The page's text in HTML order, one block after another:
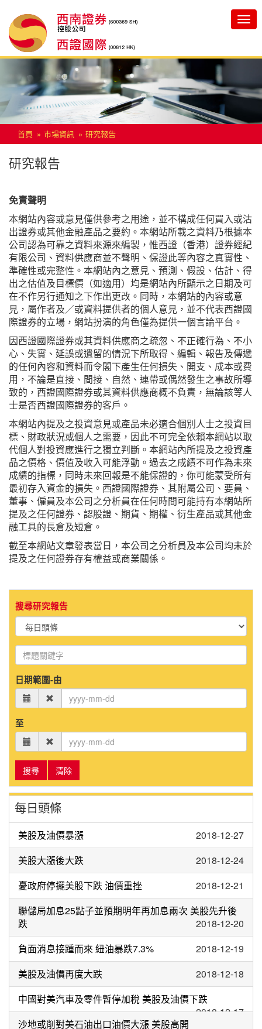
Toggle
首頁 市場資訊 研究報告
研究報告
免責聲明
本網站內容或意見僅供參考之用途，並不構成任何買入或沽
出證券或其他金融產品之要約。本網站所載之資料乃根據本
公司認為可靠之資料來源來編製，惟西證（香港）證券經紀
有限公司、資料供應商並不聲明、保證此等內容之真實性、
準確性或完整性。本網站內之意見、預測、假設、估計、得
出之估值及目標價（如適用）均是網站內所顯示之日期及可
在不作另行通知之下作出更改。同時，本網站的內容或意
見，屬作者及／或資料提供者的個人意見，並不代表西證國
際證券的立場，網站扮演的角色僅為提供一個言論平台。
因西證國際證券或其資料供應商之疏忽、不正確行為、不小
心、失實、延誤或遺留的情況下所取得、編輯、報告及傳遞
的任何內容和資料而令閣下產生任何損失、開支、成本或費
用，不論是直接、間接、自然、連帶或偶然發生之事故所導
致的，西證國際證券或其資料供應商概不負責，無論該等人
士是否西證國際證券的客戶。
本網站內提及之投資意見或產品未必適合個別人士之投資目
標、財政狀況或個人之需要，因此不可完全依賴本網站以取
代個人對投資應進行之獨立判斷。本網站內所提及之投資產
品之價格、價值及收入可能浮動。過去之成績不可作為未來
成績的指標，同時未來回報是不能保證的，你可能蒙受所有
最初存入資金的損失。西證國際證券、其附屬公司、要員、
董事、僱員及本公司之分析員在任何時間可能持有本網站所
提及之任何證券、認股證、期貨、期權、衍生產品或其他金
融工具的長倉及短倉。
截至本網站文章發表當日，本公司之分析員及本公司均未於
提及之任何證券存有權益或商業關係。
搜尋研究報告
日期範圍-由
至
搜尋 清除
每日頭條
美股及油價暴漲
2018-12-27
美股大漲後大跌
2018-12-24
憂政府停擺美股下跌 油價重挫
2018-12-21
聯儲局加息25點子並預期明年再加息兩次 美股先升後
跌
2018-12-20
負面消息接踵而來 紐油暴跌7.3%
2018-12-19
美股及油價再度大跌
2018-12-18
中國對美汽車及零件暫停加稅 美股及油價下跌
2018-12-17
沙地或削對美石油出口油價大漲 美股高開